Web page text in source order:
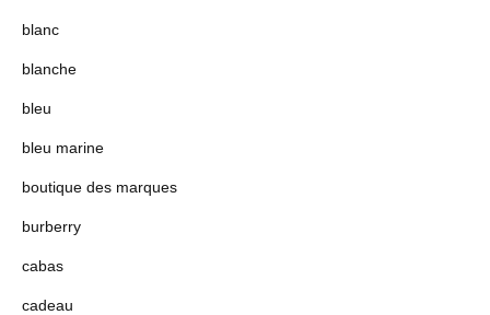
blanc
blanche
bleu
bleu marine
boutique des marques
burberry
cabas
cadeau